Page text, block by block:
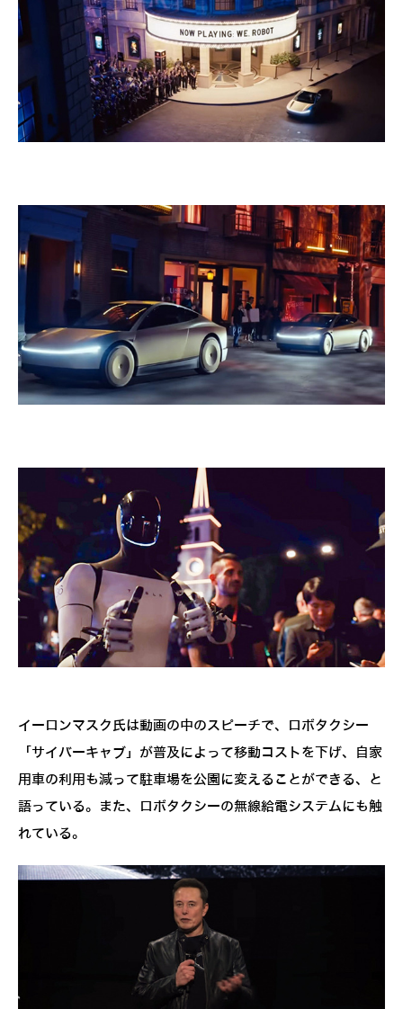
イーロンマスク氏は動画の中のスピーチで、ロボタクシー
「サイバーキャブ」が普及によって移動コストを下げ、自家
用車の利用も減って駐車場を公園に変えることができる、と
語っている。また、ロボタクシーの無線給電システムにも触
れている。